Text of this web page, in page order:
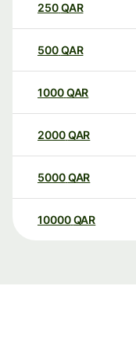
250QAR
500QAR
1000QAR
2000QAR
5000QAR
10000 QAR